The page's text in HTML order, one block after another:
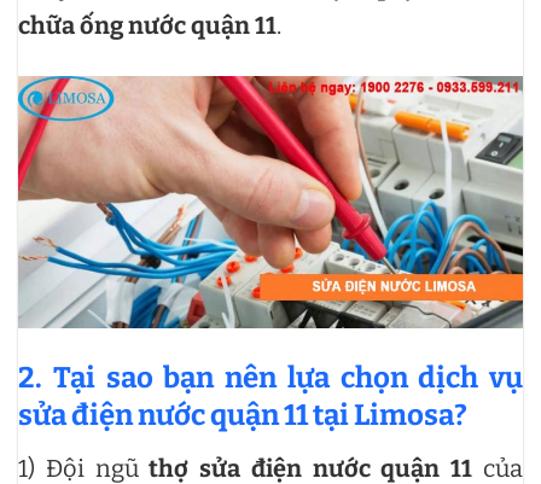
chữa ống nước quận 11.
2. Tại sao bạn nên lựa chọn dịch vụ
sửa điện nước quận 11 tại Limosa?
1) Đội ngũthợ sửa điện nước quận 11 của